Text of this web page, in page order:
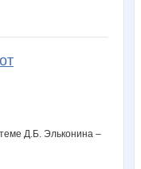
Д.Б. Эльконина –